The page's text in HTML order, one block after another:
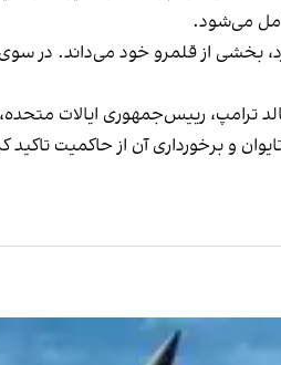
کیلومتر از ژاپن فاصله دارد، بخشی از قلمرو
ترامپ، رییس‌جمهوری ایالات